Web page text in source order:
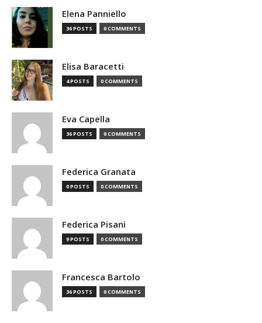
Elena Panniello
36 POSTS 0 COMMENTS
Elisa Baracetti
4 POSTS 0 COMMENTS
Eva Capella
36 POSTS 0 COMMENTS
Federica Granata
0 POSTS 0 COMMENTS
Federica Pisani
9 POSTS 0 COMMENTS
Francesca Bartolo
36 POSTS 0 COMMENTS